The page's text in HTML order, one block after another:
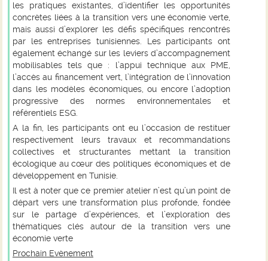
les pratiques existantes, d’identifier les opportunités
concrètes liées à la transition vers une économie verte,
mais aussi d’explorer les défis spécifiques rencontrés
par les entreprises tunisiennes. Les participants ont
également échangé sur les leviers d’accompagnement
mobilisables tels que : l’appui technique aux PME,
l’accès au financement vert, l’intégration de l’innovation
dans les modèles économiques, ou encore l’adoption
progressive des normes environnementales et
référentiels ESG.
A la fin, les participants ont eu l’occasion de restituer
respectivement leurs travaux et recommandations
collectives et structurantes mettant la transition
écologique au cœur des politiques économiques et de
développement en Tunisie.
Il est à noter que ce premier atelier n’est qu’un point de
départ vers une transformation plus profonde, fondée
sur le partage d’expériences, et l’exploration des
thématiques clés autour de la transition vers une
économie verte
Prochain Evènement